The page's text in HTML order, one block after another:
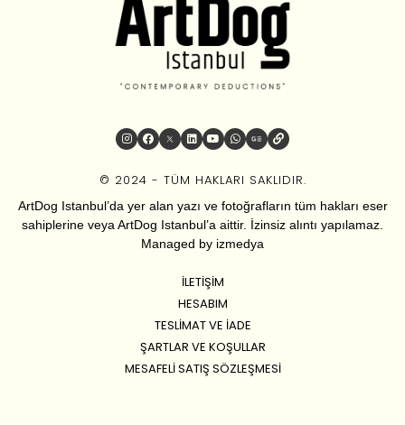
© 2024 - TÜM HAKLARI SAKLIDIR.
ArtDog Istanbul’da yer alan yazı ve fotoğrafların tüm hakları eser
sahiplerine veya ArtDog Istanbul’a aittir. İzinsiz alıntı yapılamaz.
Managed by izmedya
İLETIŞIM
HESABIM
TESLIMAT VE İADE
ŞARTLAR VE KOŞULLAR
MESAFELI SATIŞ SÖZLEŞMESI